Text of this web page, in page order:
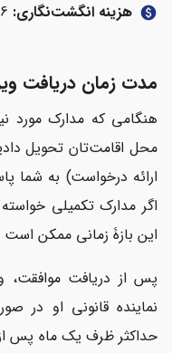
paid هزینه انگشت‌نگاری:
مدت زمان دریافت
هنگامی که مدارک مورد
محل اقامت‌تان تحویل
ارائه درخواست) به شما
اگر مدارک تکمیلی
این بازۀ زمانی ممکن
پس از دریافت موافقت،
حداکثر ظرف یک ماه پس از